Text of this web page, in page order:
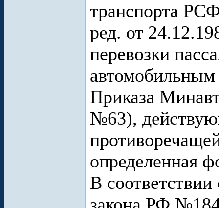
транспорта
ред. от
перевозки
Приказа
№63),
определенная
В